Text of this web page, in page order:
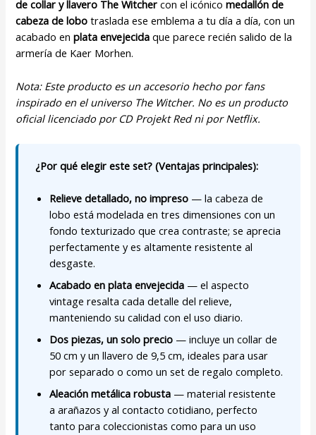
de collar y llavero The Witcher con el icónicomedallón de
cabeza de lobo traslada ese emblema a tu día a día, con un
acabado enplata envejecida que parece recién salido de la
armería de Kaer Morhen.
Nota: Este producto es un accesorio hecho por fans
inspirado en el universo The Witcher. No es un producto
oficial licenciado por CD Projekt Red ni por Netflix.
¿Por qué elegir este set? (Ventajas principales):
Relieve detallado, no impreso — la cabeza de
lobo está modelada en tres dimensiones con un
fondo texturizado que crea contraste; se aprecia
perfectamente y es altamente resistente al
desgaste.
Acabado en plata envejecida — el aspecto
vintage resalta cada detalle del relieve,
manteniendo su calidad con el uso diario.
Dos piezas, un solo precio — incluye un collar de
50 cm y un llavero de 9,5 cm, ideales para usar
por separado o como un set de regalo completo.
Aleación metálica robusta — material resistente
a arañazos y al contacto cotidiano, perfecto
tanto para coleccionistas como para un uso